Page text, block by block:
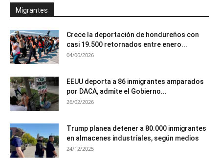
Migrantes
Crece la deportación de hondureños con
casi 19.500 retornados entre enero...
04/06/2026
EEUU deporta a 86 inmigrantes amparados
por DACA, admite el Gobierno...
26/02/2026
Trump planea detener a 80.000 inmigrantes
en almacenes industriales, según medios
24/12/2025